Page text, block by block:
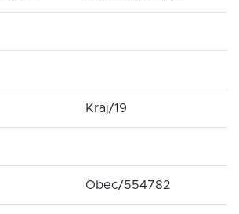
Kraj/19
Obec/554782